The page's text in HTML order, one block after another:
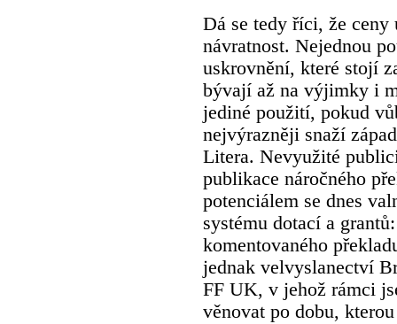
Dá se tedy říci, že ceny
návratnost. Nejednou
uskrovnění, které stojí
bývají až na výjimky i
jediné použití, pokud
nejvýrazněji snaží
Litera. Nevyužité
publikace náročného
potenciálem se dnes
systému dotací a
komentovaného
jednak velvyslanectví
FF UK, v jehož rámci
věnovat po dobu,